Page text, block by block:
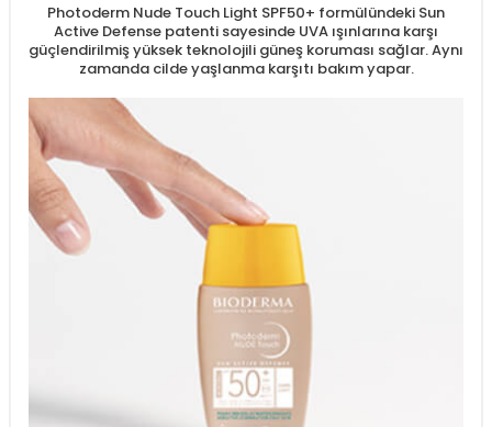
Photoderm Nude Touch Light SPF50+ formülündeki Sun
Active Defense patenti sayesinde UVA ışınlarına karşı
güçlendirilmiş yüksek teknolojili güneş koruması sağlar. Aynı
zamanda cilde yaşlanma karşıtı bakım yapar.